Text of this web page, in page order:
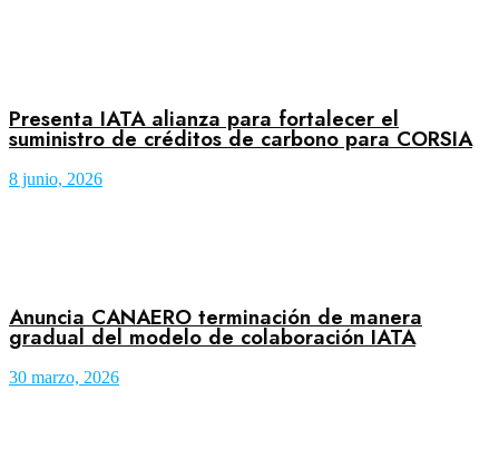
Presenta IATA alianza para fortalecer el
suministro de créditos de carbono para CORSIA
8 junio, 2026
Anuncia CANAERO terminación de manera
gradual del modelo de colaboración IATA
30 marzo, 2026